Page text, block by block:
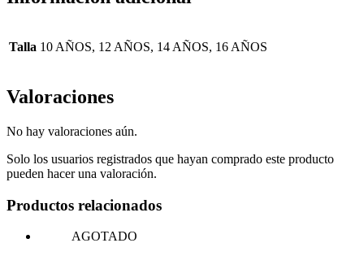
Talla 10 AÑOS, 12 AÑOS, 14 AÑOS, 16 AÑOS
Valoraciones
No hay valoraciones aún.
Solo los usuarios registrados que hayan comprado este producto
pueden hacer una valoración.
Productos relacionados
AGOTADO